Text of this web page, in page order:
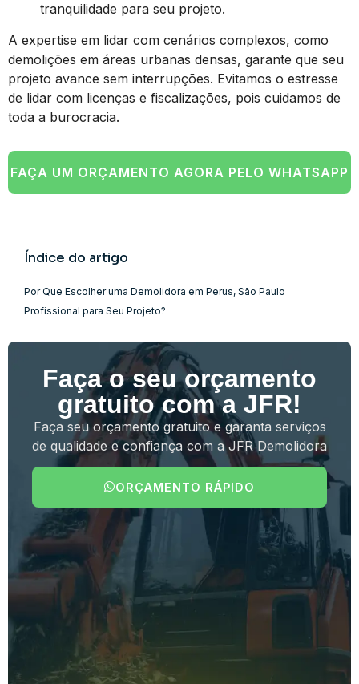
tranquilidade para seu projeto.
A expertise em lidar com cenários complexos, como
demolições em áreas urbanas densas, garante que seu
projeto avance sem interrupções. Evitamos o estresse
de lidar com licenças e fiscalizações, pois cuidamos de
toda a burocracia.
FAÇA UM ORÇAMENTO AGORA PELO WHATSAPP
Índice do artigo
Por Que Escolher uma Demolidora em Perus, São Paulo
Profissional para Seu Projeto?
Faça o seu orçamento
gratuito com a JFR!
Faça seu orçamento gratuito e garanta serviços
de qualidade e confiança com a JFR Demolidora
ORÇAMENTO RÁPIDO